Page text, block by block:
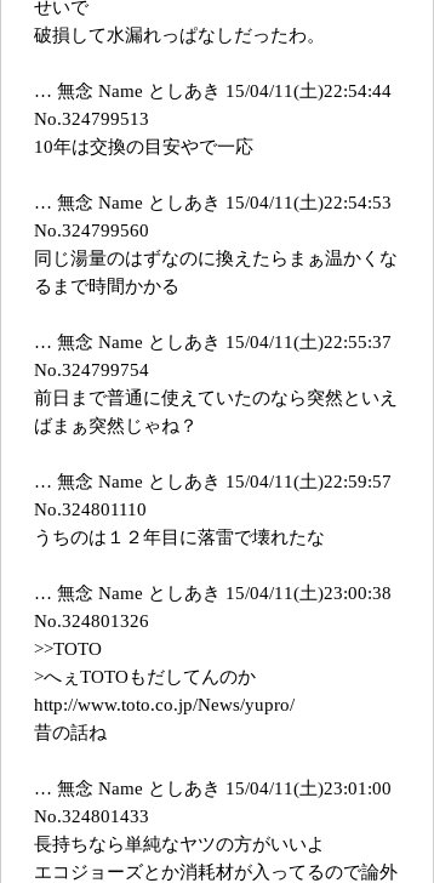
せいで
破損して水漏れっぱなしだったわ。
… 無念 Name としあき 15/04/11(土)22:54:44
No.324799513
10年は交換の目安やで一応
… 無念 Name としあき 15/04/11(土)22:54:53
No.324799560
同じ湯量のはずなのに換えたらまぁ温かくな
るまで時間かかる
… 無念 Name としあき 15/04/11(土)22:55:37
No.324799754
前日まで普通に使えていたのなら突然といえ
ばまぁ突然じゃね？
… 無念 Name としあき 15/04/11(土)22:59:57
No.324801110
うちのは１２年目に落雷で壊れたな
… 無念 Name としあき 15/04/11(土)23:00:38
No.324801326
>>TOTO
>へぇTOTOもだしてんのか
http://www.toto.co.jp/News/yupro/
昔の話ね
… 無念 Name としあき 15/04/11(土)23:01:00
No.324801433
長持ちなら単純なヤツの方がいいよ
エコジョーズとか消耗材が入ってるので論外